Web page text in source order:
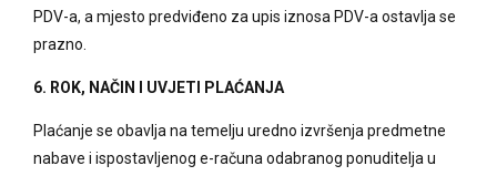
PDV-a, a mjesto predviđeno za upis iznosa PDV-a ostavlja se
prazno.
6. ROK, NAČIN I UVJETI PLAĆANJA
Plaćanje se obavlja na temelju uredno izvršenja predmetne
nabave i ispostavljenog e-računa odabranog ponuditelja u